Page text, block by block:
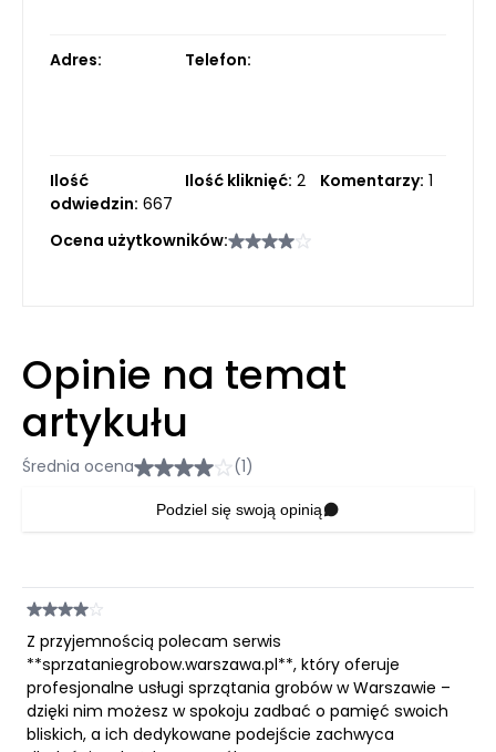
Adres: Telefon:
Ilość
odwiedzin: 667
Ilość kliknięć: 2 Komentarzy: 1
Ocena użytkowników:
Opinie na temat
artykułu
Średnia ocena (1)
Podziel się swoją opinią
Z przyjemnością polecam serwis
**sprzataniegrobow.warszawa.pl**, który oferuje
profesjonalne usługi sprzątania grobów w Warszawie –
dzięki nim możesz w spokoju zadbać o pamięć swoich
bliskich, a ich dedykowane podejście zachwyca